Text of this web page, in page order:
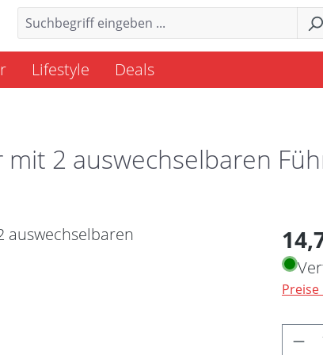
Lifestyle Deals
2 auswechselbaren
Preise